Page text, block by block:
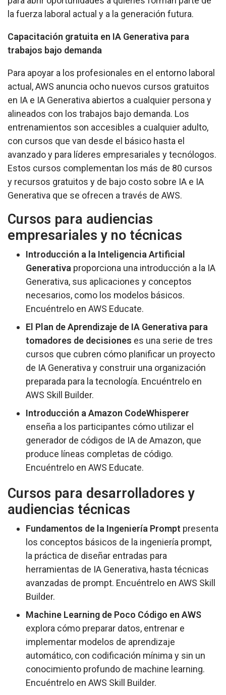
la fuerza laboral actual y a la generación futura.
Capacitación gratuita en IA Generativa para
trabajos bajo demanda
Para apoyar a los profesionales en el entorno laboral
actual, AWS anuncia ocho nuevos cursos gratuitos
en IA e IA Generativa abiertos a cualquier persona y
alineados con los trabajos bajo demanda. Los
entrenamientos son accesibles a cualquier adulto,
con cursos que van desde el básico hasta el
avanzado y para líderes empresariales y tecnólogos.
Estos cursos complementan los más de 80 cursos
y recursos gratuitos y de bajo costo sobre IA e IA
Generativa que se ofrecen a través de AWS.
Cursos para audiencias
empresariales y no técnicas
Introducción a la Inteligencia Artificial
Generativa proporciona una introducción a la IA
Generativa, sus aplicaciones y conceptos
necesarios, como los modelos básicos.
Encuéntrelo en AWS Educate.
El Plan de Aprendizaje de IA Generativa para
tomadores de decisiones es una serie de tres
cursos que cubren cómo planificar un proyecto
de IA Generativa y construir una organización
preparada para la tecnología. Encuéntrelo en
AWS Skill Builder.
Introducción a Amazon CodeWhisperer
enseña a los participantes cómo utilizar el
generador de códigos de IA de Amazon, que
produce líneas completas de código.
Encuéntrelo en AWS Educate.
Cursos para desarrolladores y
audiencias técnicas
Fundamentos de la Ingeniería Prompt presenta
los conceptos básicos de la ingeniería prompt,
la práctica de diseñar entradas para
herramientas de IA Generativa, hasta técnicas
avanzadas de prompt. Encuéntrelo en AWS Skill
Builder.
Machine Learning de Poco Código en AWS
explora cómo preparar datos, entrenar e
implementar modelos de aprendizaje
automático, con codificación mínima y sin un
conocimiento profundo de machine learning.
Encuéntrelo en AWS Skill Builder.